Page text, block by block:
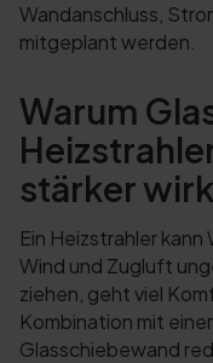
Wandanschluss,
mitgeplant werden.
Warum
stärker
Ein Heizstrahler
Wind und Zugluft
ziehen, geht viel
Kombination mit
Glasschiebewand